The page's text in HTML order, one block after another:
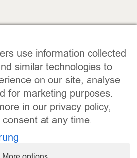
use information collected
similar technologies to
on our site, analyse
for marketing purposes.
in our privacy policy,
at any time.